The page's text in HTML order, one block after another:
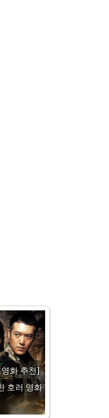
화 추천]
호러 영화